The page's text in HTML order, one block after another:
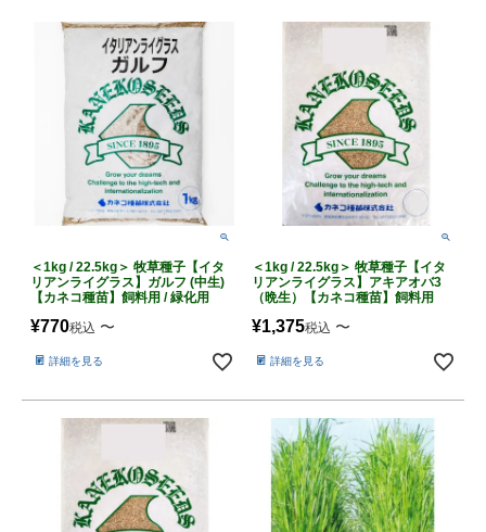
＜1kg / 22.5kg＞ 牧草種子【イタ
リアンライグラス】ガルフ (中生)
【カネコ種苗】飼料用 / 緑化用
¥770税込 〜
詳細を見る
＜1kg / 22.5kg＞ 牧草種子【イタ
リアンライグラス】アキアオバ3
（晩生）【カネコ種苗】飼料用
¥1,375税込 〜
詳細を見る